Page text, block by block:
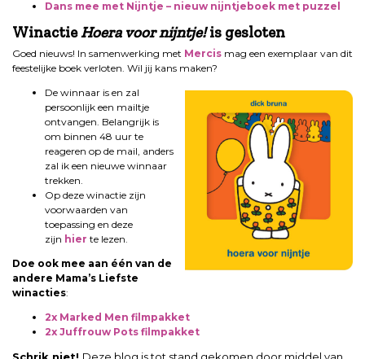
Dans mee met Nijntje – nieuw nijntjeboek met puzzel
WinactieHoera voor nijntje!is gesloten
Goed nieuws! In samenwerking met Mercis mag een exemplaar van dit
feestelijke boek verloten. Wil jij kans maken?
De winnaar is en zal
persoonlijk een mailtje
ontvangen. Belangrijk is
om binnen 48 uur te
reageren op de mail, anders
zal ik een nieuwe winnaar
trekken.
Op deze winactie zijn
voorwaarden van
toepassing en deze
zijn hier te lezen.
Doe ook mee aan één van de
andere Mama’s Liefste
winacties:
2x Marked Men filmpakket
2x Juffrouw Pots filmpakket